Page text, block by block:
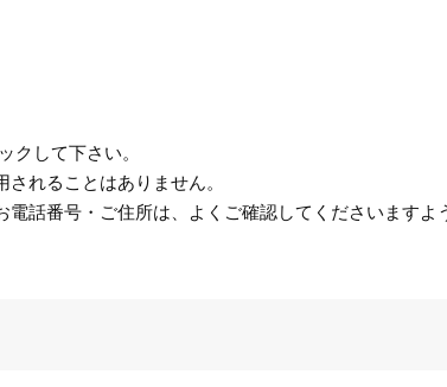
して下さい。
れることはありません。
話番号・ご住所は、よくご確認してくださいますよ